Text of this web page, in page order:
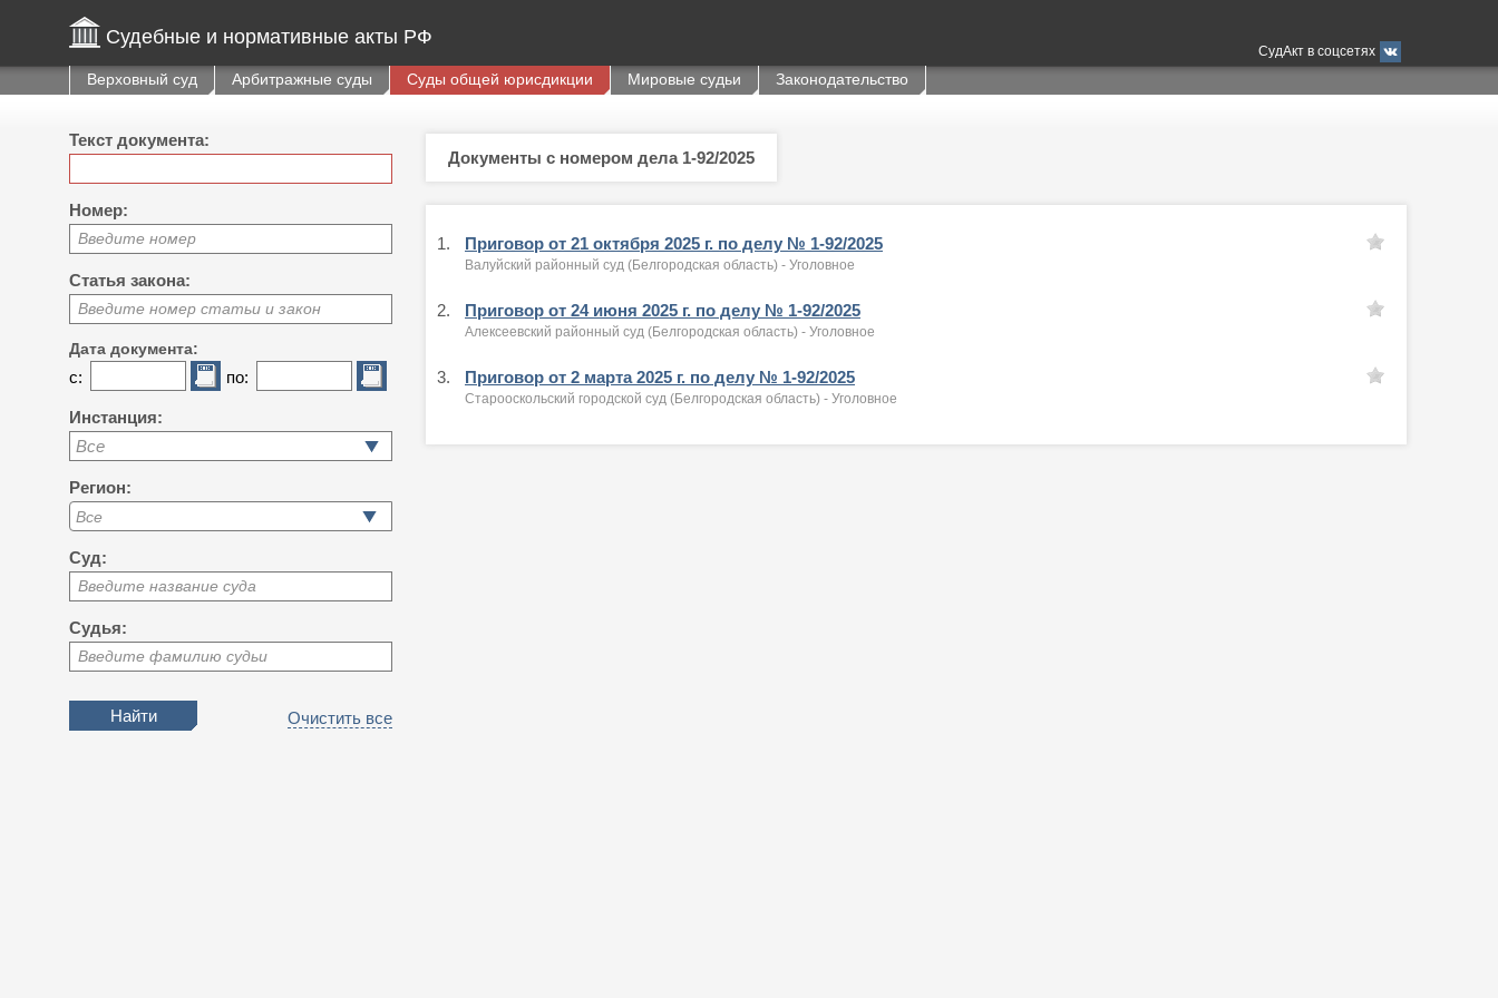
Судебные и нормативные акты РФ
СудАкт в соцсетях
Верховный суд Арбитражные суды Суды общей юрисдикции Мировые судьи Законодательство
Текст документа:
Номер:
Введите номер
Статья закона:
Введите номер статьи и закон
Дата документа:
с: по:
Инстанция:
Все
Регион:
Суд:
Введите название суда
Судья:
Введите фамилию судьи
Очистить все
Документы с номером дела 1-92/2025
1. Приговор от 21 октября 2025 г. по делу № 1-92/2025
Валуйский районный суд (Белгородская область) - Уголовное
2. Приговор от 24 июня 2025 г. по делу № 1-92/2025
Алексеевский районный суд (Белгородская область) - Уголовное
3. Приговор от 2 марта 2025 г. по делу № 1-92/2025
Старооскольский городской суд (Белгородская область) - Уголовное